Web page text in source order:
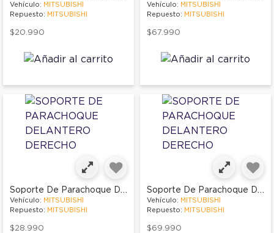
Vehículo: MITSUBISHI
Repuesto: MITSUBISHI
$20.990
Vehículo: MITSUBISHI
Repuesto: MITSUBISHI
$67.990
Soporte De Parachoque Delantero Derecho
Vehículo: MITSUBISHI
Repuesto: MITSUBISHI
$28.990
Soporte De Parachoque Delantero Derecho
Vehículo: MITSUBISHI
Repuesto: MITSUBISHI
$69.990